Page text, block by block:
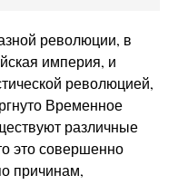
революции, в
империя, и
революцией,
Временное
различные
это совершенно
причинам,